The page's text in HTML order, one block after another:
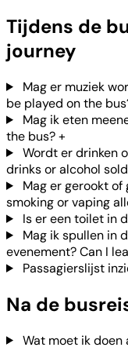
Tijdens de
journey
Mag er muziek
be played on the
Mag ik eten
the bus?+
Wordt er drinken
drinks or alcohol
Mag er gerookt of
smoking or vaping
Is er een toilet in
Mag ik spullen in
evenement? Can I
Passagierslijst
Na de
Wat moet ik doen